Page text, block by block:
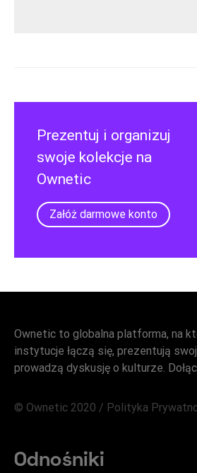
Prezentuj i organizuj
swoje kolekcje na
Ownetic
Załóż darmowe konto
Ownetic to globalna platforma, na
instytucje łączą się, prezentują
prowadzą dyskusję o kulturze.
© Ownetic 2020 / Polityka
Odnośniki